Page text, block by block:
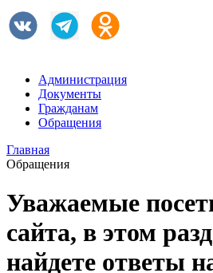
Администрация
Документы
Гражданам
Обращения
Главная
Обращения
Уважаемые
сайта, в этом
найдете ответы